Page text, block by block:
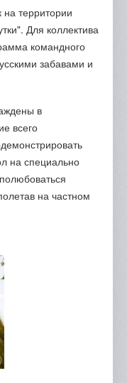
территории
Для коллектива
командного
забавами и
в
всего
на специально
на частном